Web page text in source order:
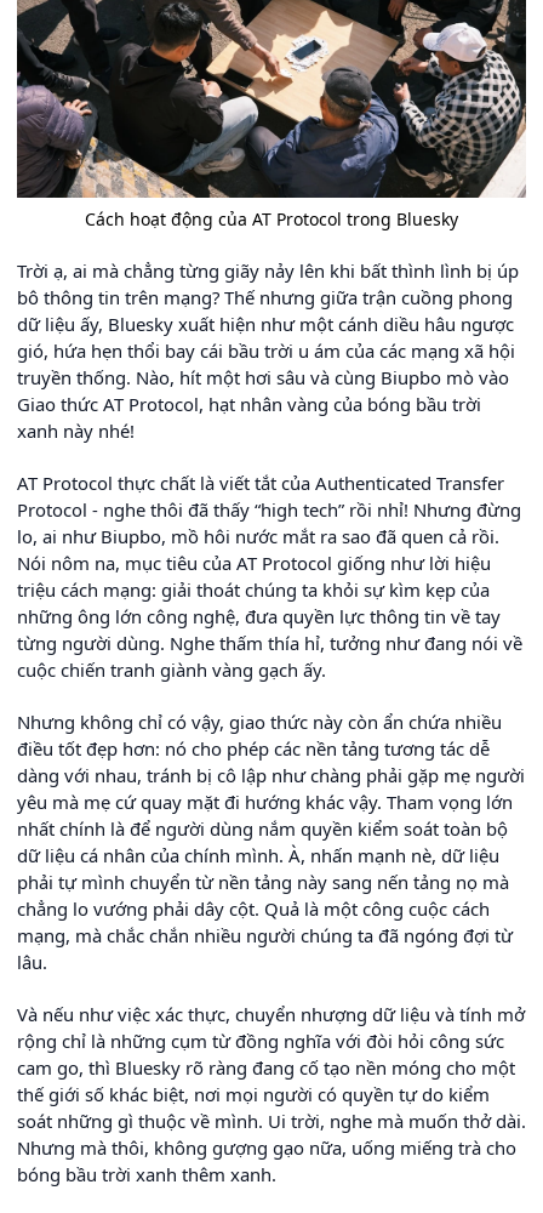
Cách hoạt động của AT Protocol trong Bluesky
Trời ạ, ai mà chẳng từng giãy nảy lên khi bất thình lình bị úp
bô thông tin trên mạng? Thế nhưng giữa trận cuồng phong
dữ liệu ấy, Bluesky xuất hiện như một cánh diều hâu ngược
gió, hứa hẹn thổi bay cái bầu trời u ám của các mạng xã hội
truyền thống. Nào, hít một hơi sâu và cùng Biupbo mò vào
Giao thức AT Protocol, hạt nhân vàng của bóng bầu trời
xanh này nhé!
AT Protocol thực chất là viết tắt của Authenticated Transfer
Protocol - nghe thôi đã thấy “high tech” rồi nhỉ! Nhưng đừng
lo, ai như Biupbo, mồ hôi nước mắt ra sao đã quen cả rồi.
Nói nôm na, mục tiêu của AT Protocol giống như lời hiệu
triệu cách mạng: giải thoát chúng ta khỏi sự kìm kẹp của
những ông lớn công nghệ, đưa quyền lực thông tin về tay
từng người dùng. Nghe thấm thía hỉ, tưởng như đang nói về
cuộc chiến tranh giành vàng gạch ấy.
Nhưng không chỉ có vậy, giao thức này còn ẩn chứa nhiều
điều tốt đẹp hơn: nó cho phép các nền tảng tương tác dễ
dàng với nhau, tránh bị cô lập như chàng phải gặp mẹ người
yêu mà mẹ cứ quay mặt đi hướng khác vậy. Tham vọng lớn
nhất chính là để người dùng nắm quyền kiểm soát toàn bộ
dữ liệu cá nhân của chính mình. À, nhấn mạnh nè, dữ liệu
phải tự mình chuyển từ nền tảng này sang nến tảng nọ mà
chẳng lo vướng phải dây cột. Quả là một công cuộc cách
mạng, mà chắc chắn nhiều người chúng ta đã ngóng đợi từ
lâu.
Và nếu như việc xác thực, chuyển nhượng dữ liệu và tính mở
rộng chỉ là những cụm từ đồng nghĩa với đòi hỏi công sức
cam go, thì Bluesky rõ ràng đang cố tạo nền móng cho một
thế giới số khác biệt, nơi mọi người có quyền tự do kiểm
soát những gì thuộc về mình. Ui trời, nghe mà muốn thở dài.
Nhưng mà thôi, không gượng gạo nữa, uống miếng trà cho
bóng bầu trời xanh thêm xanh.